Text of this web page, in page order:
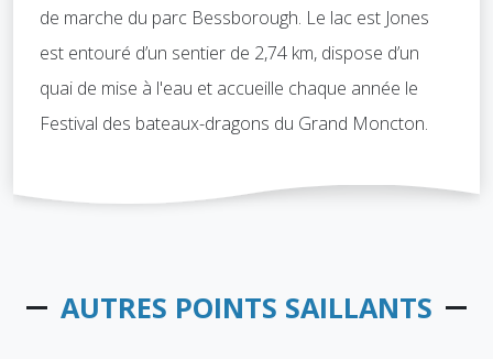
de marche du parc Bessborough. Le lac est Jones
est entouré d’un sentier de 2,74 km, dispose d’un
quai de mise à l'eau et accueille chaque année le
Festival des bateaux-dragons du Grand Moncton.
AUTRES POINTS SAILLANTS